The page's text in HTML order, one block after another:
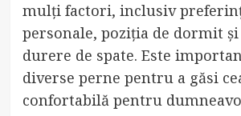
mulți factori, inclusiv
personale, poziția de dormit
durere de spate. Este
diverse perne pentru a găsi
confortabilă pentru